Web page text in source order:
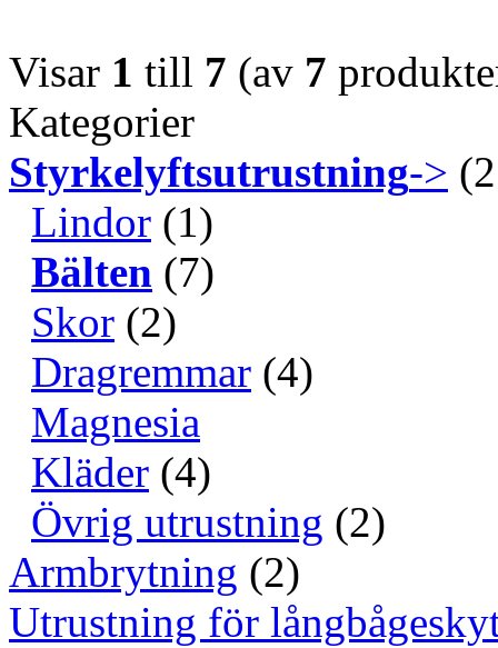
Visar 1 till 7 (av 7
Kategorier
Styrkelyftsutrustning->
Lindor (1)
Bälten (7)
Skor (2)
Dragremmar (4)
Magnesia
Kläder (4)
Övrig utrustning (2)
Armbrytning (2)
Utrustning för